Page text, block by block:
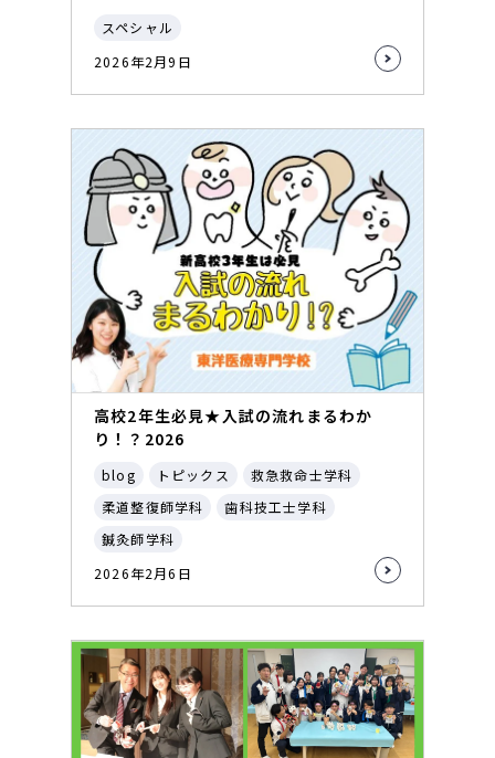
スペシャル
2026年2月9日
高校2年生必見★入試の流れまるわか
り！？2026
blog トピックス
救急救命士学科
柔道整復師学科
歯科技工士学科
鍼灸師学科
2026年2月6日